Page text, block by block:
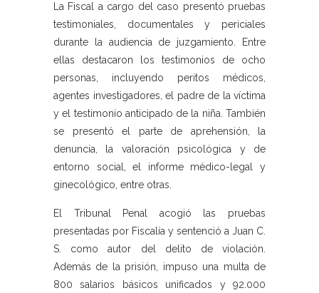
La Fiscal a cargo del caso presentó pruebas
testimoniales, documentales y periciales
durante la audiencia de juzgamiento. Entre
ellas destacaron los testimonios de ocho
personas, incluyendo peritos médicos,
agentes investigadores, el padre de la víctima
y el testimonio anticipado de la niña. También
se presentó el parte de aprehensión, la
denuncia, la valoración psicológica y de
entorno social, el informe médico-legal y
ginecológico, entre otras.
El Tribunal Penal acogió las pruebas
presentadas por Fiscalía y sentenció a Juan C.
S. como autor del delito de violación.
Además de la prisión, impuso una multa de
800 salarios básicos unificados y 92.000